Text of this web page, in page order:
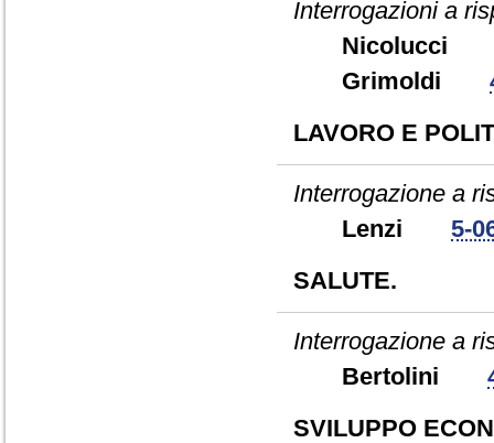
Interrogazioni a
Grimoldi
LAVORO E
Interrogazione a
Lenzi 5-
SALUTE.
Interrogazione a
Bertolini
SVILUPPO